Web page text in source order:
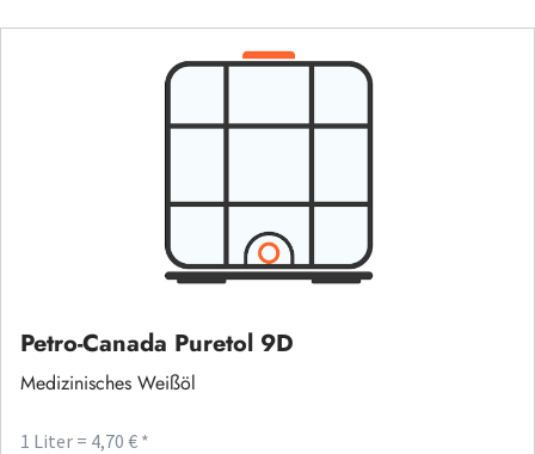
Petro-Canada Puretol 9D
Medizinisches Weißöl
1 Liter = 4,70 € *